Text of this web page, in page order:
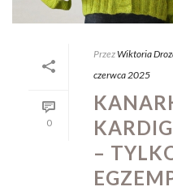
0
PrzezWiktoria
czerwca 2025
–